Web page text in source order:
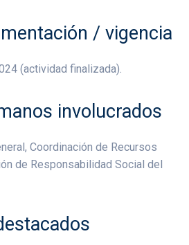
/ vigencia
(actividad finalizada).
involucrados
Coordinación de Recursos
de Responsabilidad Social del